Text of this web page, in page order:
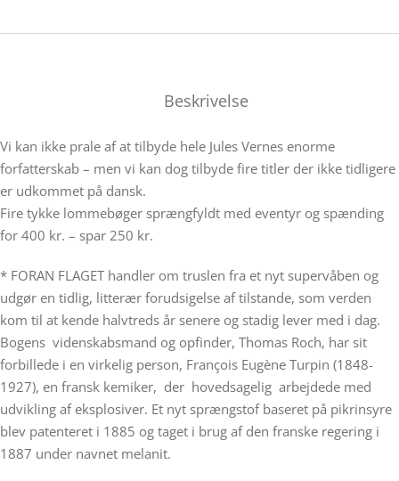
Beskrivelse
Vi kan ikke prale af at tilbyde hele Jules Vernes enorme
forfatterskab – men vi kan dog tilbyde fire titler der ikke tidligere
er udkommet på dansk.
Fire tykke lommebøger sprængfyldt med eventyr og spænding
for 400 kr. – spar 250 kr.
* FORAN FLAGET handler om truslen fra et nyt supervåben og
udgør en tidlig, litterær forudsigelse af tilstande, som verden
kom til at kende halvtreds år senere og stadig lever med i dag.
Bogens videnskabsmand og opfinder, Thomas Roch, har sit
forbillede i en virkelig person, François Eugène Turpin (1848-
1927), en fransk kemiker, der hovedsagelig arbejdede med
udvikling af eksplosiver. Et nyt sprængstof baseret på pikrinsyre
blev patenteret i 1885 og taget i brug af den franske regering i
1887 under navnet melanit.